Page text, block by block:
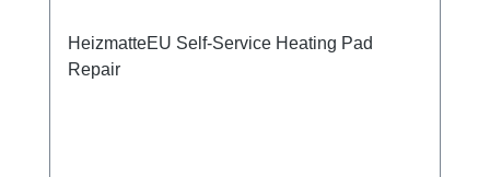
HeizmatteEU Self-Service Heating Pad
Repair